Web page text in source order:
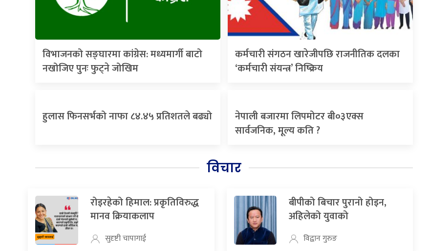
विभाजनको सङ्घारमा कांग्रेस: मध्यमार्गी बाटो
नखोजिए पुनः फुट्ने जोखिम
कर्मचारी संगठन खारेजीपछि राजनीतिक दलका
‘कर्मचारी संयन्त्र’ निष्क्रिय
हुलास फिनसर्भको नाफा ८४.४५ प्रतिशतले बढ्यो
नेपाली बजारमा लिपमोटर बी०३एक्स
सार्वजनिक, मूल्य कति ?
विचार
रोइरहेको हिमाल: प्रकृतिविरुद्ध
मानव क्रियाकलाप
सुदृष्टी चापागाई
बीपीको बिचार पुरानो होइन,
अहिलेको युवाको
विद्वान गुरुङ